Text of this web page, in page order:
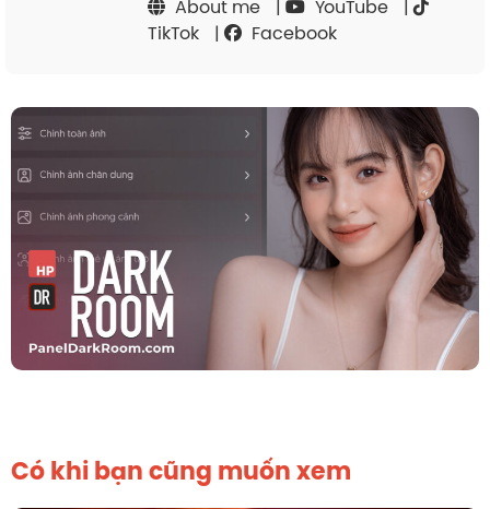
About me
| YouTube
|
TikTok
| Facebook
Có khi bạn cũng muốn xem